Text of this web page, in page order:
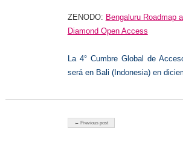
ZENODO: Bengaluru Roadmap
Diamond Open Access
La 4° Cumbre Global de
será en Bali (Indonesia) en
Post navigation
← Previous post